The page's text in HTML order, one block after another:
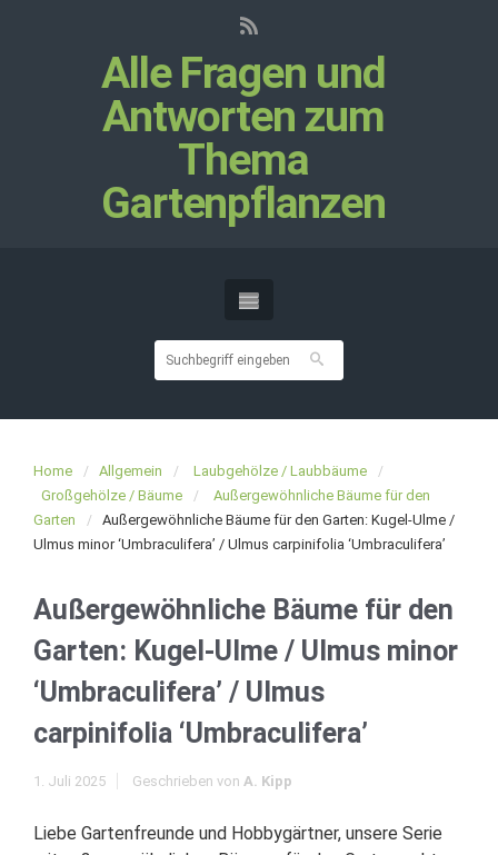
Alle Fragen und
Antworten zum
Thema
Gartenpflanzen
Home Allgemein
Laubgehölze / Laubbäume
Großgehölze / Bäume
Außergewöhnliche Bäume für den
Garten
Außergewöhnliche Bäume für den Garten: Kugel-Ulme /
Ulmus minor ‘Umbraculifera’ / Ulmus carpinifolia ‘Umbraculifera’
Außergewöhnliche Bäume für den
Garten: Kugel-Ulme / Ulmus minor
‘Umbraculifera’ / Ulmus
carpinifolia ‘Umbraculifera’
1. Juli 2025 Geschrieben von A. Kipp
Liebe Gartenfreunde und Hobbygärtner, unsere Serie